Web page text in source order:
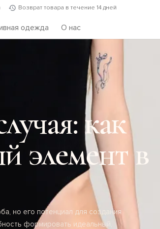
Возврат товара в течение 14 дней
одежда О нас
как
элемент в
но его потенциал для создания
формировать идеальный,